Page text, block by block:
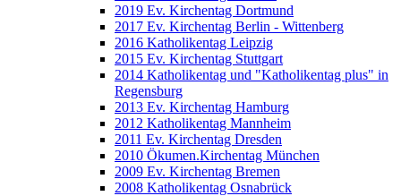
2019 Ev. Kirchentag Dortmund
2017 Ev. Kirchentag Berlin - Wittenberg
2016 Katholikentag Leipzig
2015 Ev. Kirchentag Stuttgart
2014 Katholikentag und "Katholikentag plus" in
Regensburg
2013 Ev. Kirchentag Hamburg
2012 Katholikentag Mannheim
2011 Ev. Kirchentag Dresden
2010 Ökumen.Kirchentag München
2009 Ev. Kirchentag Bremen
2008 Katholikentag Osnabrück